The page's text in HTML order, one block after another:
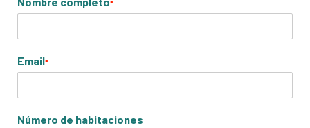
*
Email*
Número de habitaciones